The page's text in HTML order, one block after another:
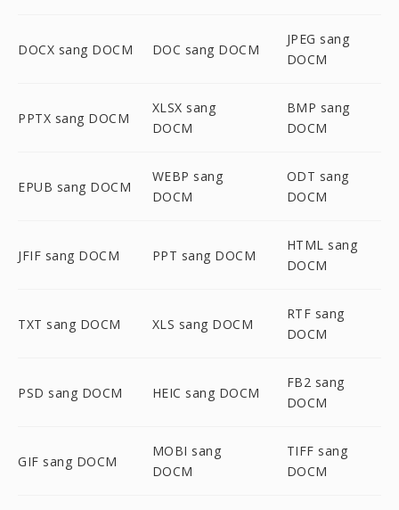
DOCX sang DOCM DOC sang DOCM
JPEG sang
DOCM
PPTX sang DOCM
XLSX sang
DOCM
BMP sang
DOCM
EPUB sang DOCM
WEBP sang
DOCM
ODT sang
DOCM
JFIF sang DOCM PPT sang DOCM
HTML sang
DOCM
TXT sang DOCM XLS sang DOCM
RTF sang
DOCM
PSD sang DOCM HEIC sang DOCM
FB2 sang
DOCM
GIF sang DOCM
MOBI sang
DOCM
TIFF sang
DOCM